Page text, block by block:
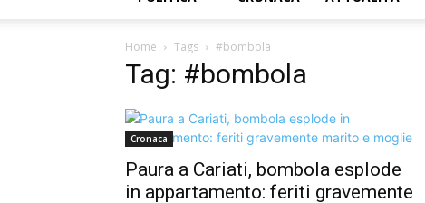
Home Tags #bombola
Tag: #bombola
Cronaca
Paura a Cariati, bombola esplode
in appartamento: feriti gravemente